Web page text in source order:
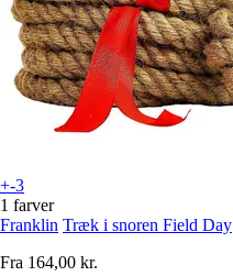
+-3
1 farver
Franklin Træk i snoren Field Day
Fra 164,00 kr.